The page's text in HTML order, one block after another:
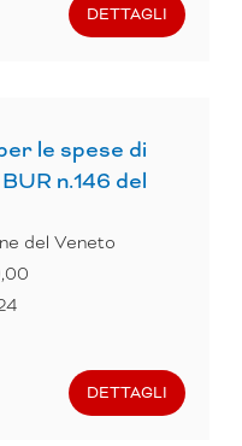
DETTAGLI
le spese di
n.146 del
del Veneto
DETTAGLI